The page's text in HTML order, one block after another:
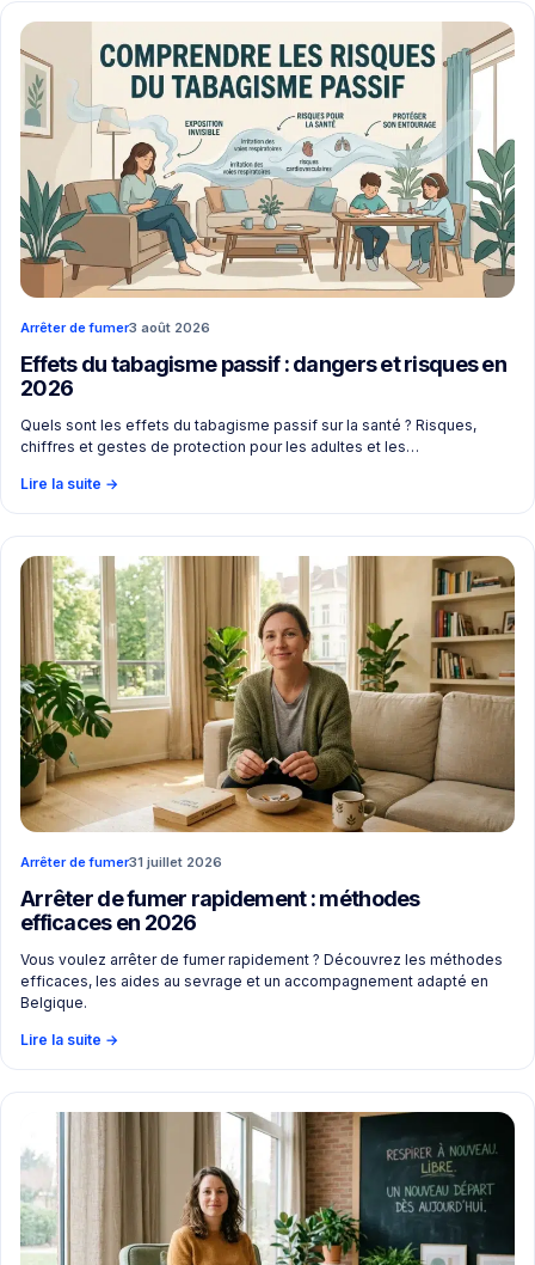
Arrêter de fumer3 août 2026
Effets du tabagisme passif : dangers et risques en
2026
Quels sont les effets du tabagisme passif sur la santé ? Risques,
chiffres et gestes de protection pour les adultes et les…
Lire la suite →
Arrêter de fumer31 juillet 2026
Arrêter de fumer rapidement : méthodes
efficaces en 2026
Vous voulez arrêter de fumer rapidement ? Découvrez les méthodes
efficaces, les aides au sevrage et un accompagnement adapté en
Belgique.
Lire la suite →